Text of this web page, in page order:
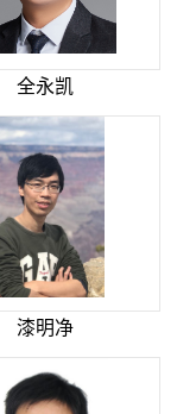
全永凯
漆明净